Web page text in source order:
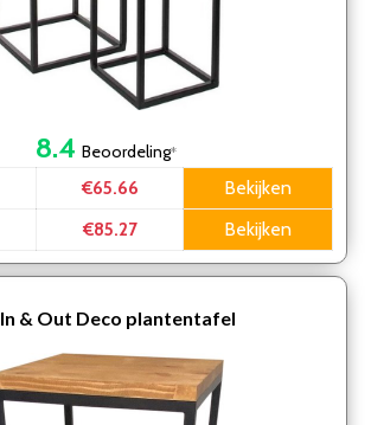
8.4 Beoordeling*
€65.66
Bekijken
€85.27 Bekijken
In & Out Deco plantentafel